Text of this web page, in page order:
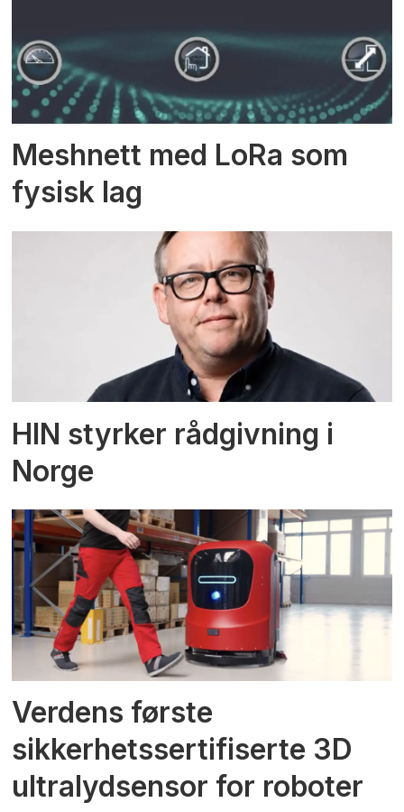
Meshnett med LoRa som
fysisk lag
HIN styrker rådgivning i
Norge
Verdens første
sikkerhetssertifiserte 3D
ultralydsensor for roboter